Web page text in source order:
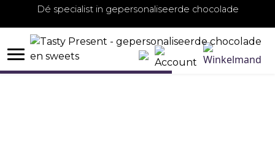
Dé specialist in gepersonaliseerde chocolade